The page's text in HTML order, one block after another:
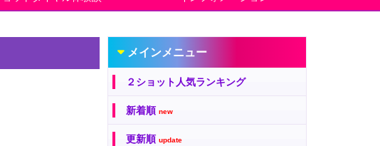
メインメニュー
２ショット人気ランキング
新着順 new
更新順 update